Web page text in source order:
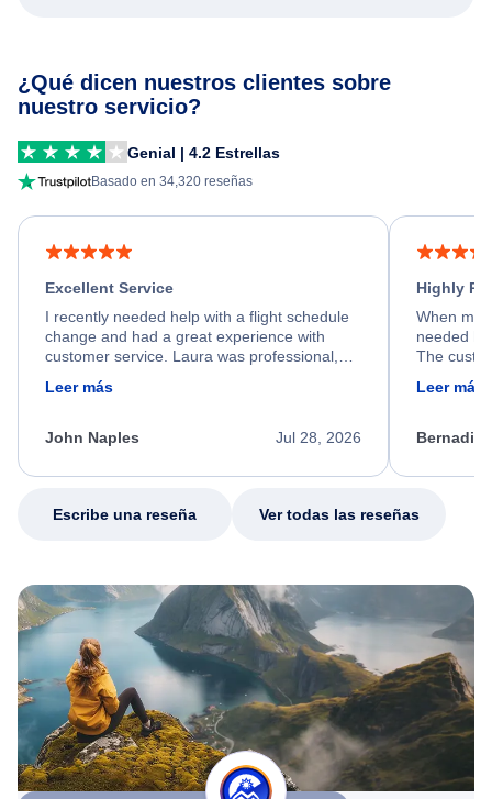
¿Qué dicen nuestros clientes sobre
nuestro servicio?
Genial | 4.2 Estrellas
Basado en 34,320 reseñas
Excellent Service
I recently needed help with a flight schedule
change and had a great experience with
customer service. Laura was professional,
friendly, and very helpful throughout the
process. She quickly found a solution and
appreciate her excellent service.
Leer más
Jul 28, 2026
John Naples
Highly
When my
needed
The
calm,
my issue.
Leer más
Escribe una reseña Ver todas las reseñas